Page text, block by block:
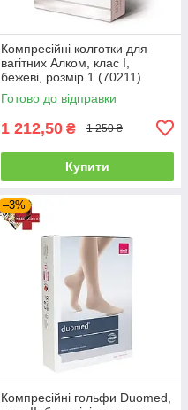
Компресійні колготки для
вагітних Алком, клас I,
бежеві, розмір 1 (70211)
Готово до відправки
1 212,50 ₴ 1 250 ₴
Купити
–3%
Компресійні гольфи Duomed,